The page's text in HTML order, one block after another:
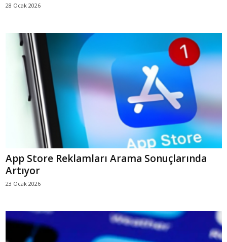
28 Ocak 2026
App Store Reklamları Arama Sonuçlarında
Artıyor
23 Ocak 2026